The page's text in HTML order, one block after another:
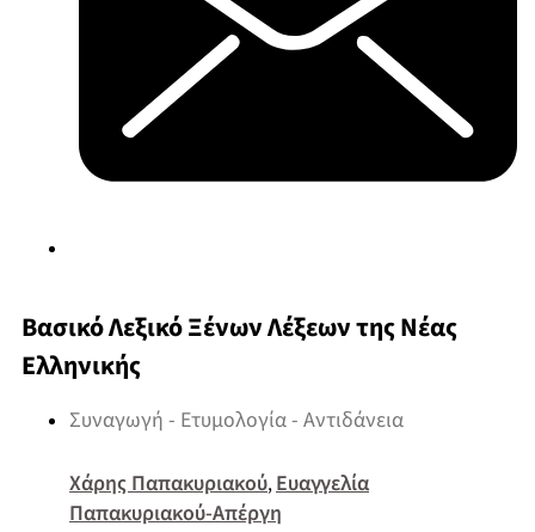
Βασικό Λεξικό Ξένων Λέξεων της Νέας
Ελληνικής
Συναγωγή - Ετυμολογία - Αντιδάνεια
Χάρης Παπακυριακού,Ευαγγελία
Παπακυριακού-Απέργη